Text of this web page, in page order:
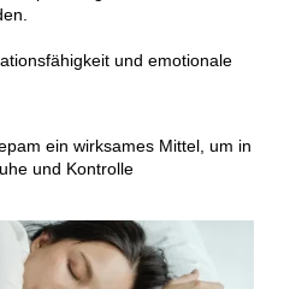
und emotionale
ein wirksames Mittel, um in
und Kontrolle